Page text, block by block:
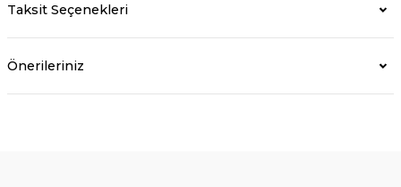
Taksit Seçenekleri
Önerileriniz